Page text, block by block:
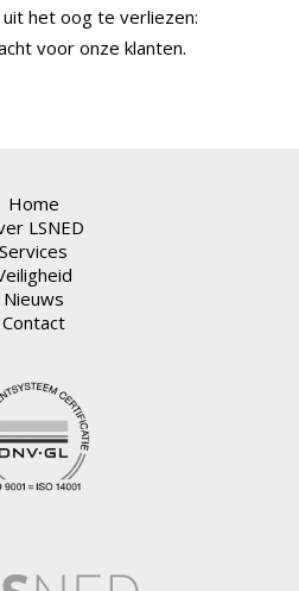
het oog te verliezen:
voor onze klanten.
Home
LSNED
Services
Nieuws
Contact